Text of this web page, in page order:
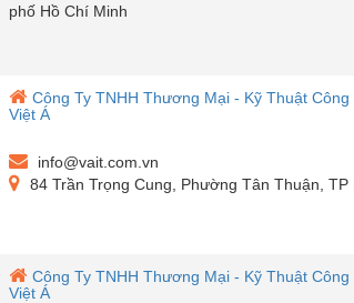
phố Hồ Chí Minh
Công Ty TNHH Thương Mại - Kỹ Thuật Công
Việt Á
info@vait.com.vn
84 Trần Trọng Cung, Phường Tân Thuận, TP
Công Ty TNHH Thương Mại - Kỹ Thuật Công
Việt Á